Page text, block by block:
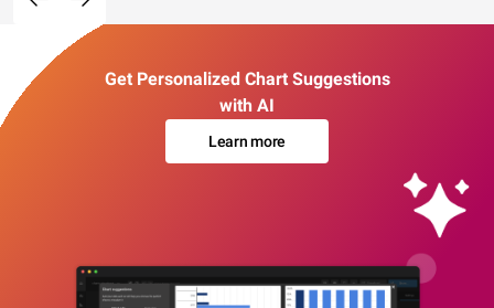
Get Personalized Chart Suggestions
with AI
Learn more